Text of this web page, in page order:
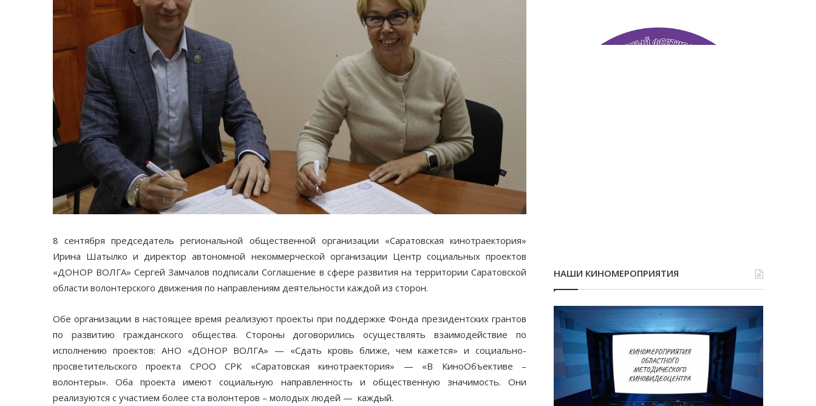
8 сентября председатель региональной общественной организации «Саратовская кинотраектория»
Ирина Шатылко и директор автономной некоммерческой организации Центр социальных проектов
«ДОНОР ВОЛГА» Сергей Замчалов подписали Соглашение в сфере развития на территории Саратовской
области волонтерского движения по направлениям деятельности каждой из сторон.
Обе организации в настоящее время реализуют проекты при поддержке Фонда президентских грантов
по развитию гражданского общества. Стороны договорились осуществлять взаимодействие по
исполнению проектов: АНО «ДОНОР ВОЛГА» — «Сдать кровь ближе, чем кажется» и социально-
просветительского проекта СРОО СРК «Саратовская кинотраектория» — «В КиноОбъективе –
волонтеры». Оба проекта имеют социальную направленность и общественную значимость. Они
реализуются с участием более ста волонтеров – молодых людей — каждый.
НАШИ КИНОМЕРОПРИЯТИЯ